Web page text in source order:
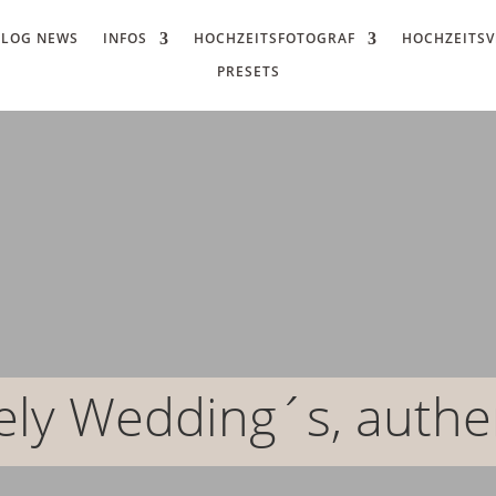
NEWS INFOS HOCHZEITSFOTOGRAF
PRESETS
Wedding´s,